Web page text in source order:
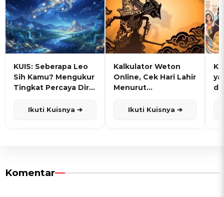
KUIS: Seberapa Leo
Sih Kamu? Mengukur
Tingkat Percaya Diri
Ikuti Kuisnya ➔
Kalkulator Weton
Online, Cek Hari Lahir
Menurut
Ikuti Kuisnya ➔
Komentar